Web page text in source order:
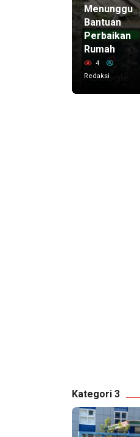
Menunggu
Bantuan
Perbaikan
Rumah
4
Redaksi
Kategori 3